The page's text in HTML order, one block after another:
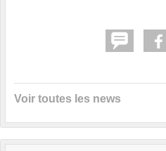
Voir toutes les news